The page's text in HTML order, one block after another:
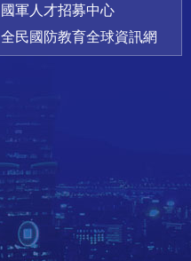
國軍人才招募中心
全民國防教育全球資訊網